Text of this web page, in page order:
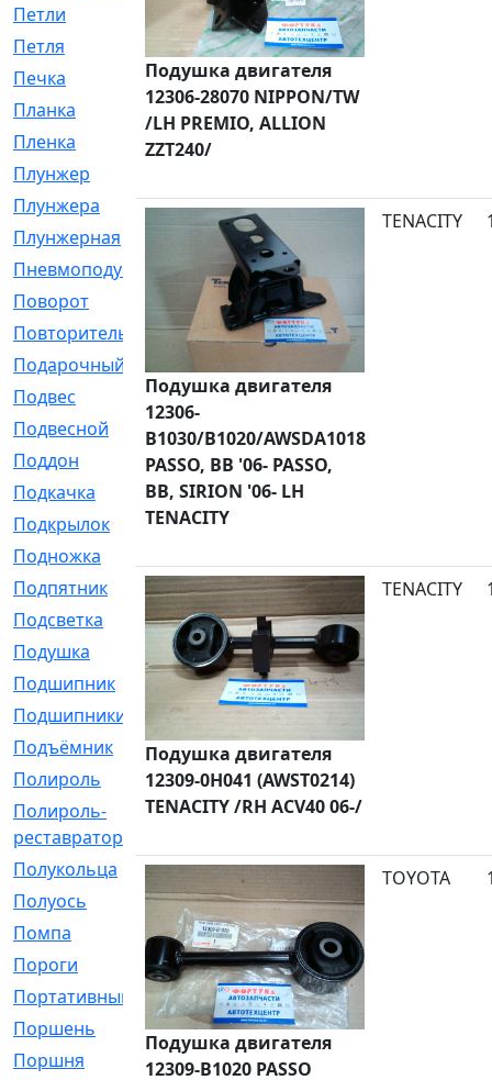
Петли
[23]
Петля
[3]
Печка
[3]
Планка
[21]
Пленка
[1]
Плунжер
Плунжера
[64]
Плунжерная
[91]
Пневмоподушка
[2]
Поворот
[12]
Повторитель
[86]
Подарочный
Подвес
[16]
Подвесной
[7]
Поддон
[18]
Подкачка
[5]
Подкрылок
[128]
Подножка
Подпятник
[1]
Подсветка
[1]
Подушка
[1540]
Подшипник
[1825]
Подшипники
[106]
Подъёмник
[1]
Полироль
[1]
Полироль-
реставратор
[1]
Полукольца
[107]
Полуось
[43]
Помпа
[537]
Пороги
[1]
Портативный
[1]
Поршень
[5]
Поршня
[833]
Подушка двигателя
12306-28070 NIPPON/TW
/LH PREMIO, ALLION
ZZT240/
Подушка двигателя
12306-
B1030/B1020/AWSDA1018
PASSO, BB '06- PASSO,
BB, SIRION '06- LH
TENACITY
TENACITY
Подушка двигателя
12309-0H041 (AWST0214)
TENACITY /RH ACV40 06-/
TENACITY
Подушка двигателя
12309-B1020 PASSO
TOYOTA